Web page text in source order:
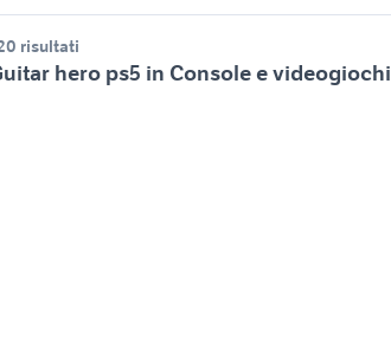
risultati
hero ps5 in Console e videogiochi